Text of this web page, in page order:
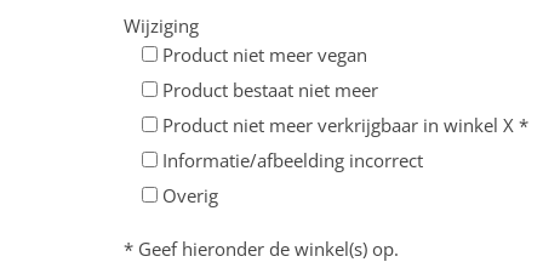
Wijziging
Product niet meer vegan
Product bestaat niet meer
Product niet meer verkrijgbaar in winkel X *
Informatie/afbeelding incorrect
Overig
* Geef hieronder de winkel(s) op.